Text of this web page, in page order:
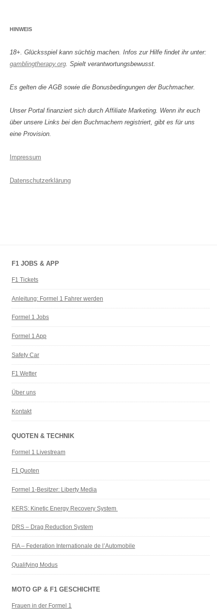
HINWEIS
18+. Glücksspiel kann süchtig machen. Infos zur Hilfe findet ihr unter:
gamblingtherapy.org. Spielt verantwortungsbewusst.
Es gelten die AGB sowie die Bonusbedingungen der Buchmacher.
Unser Portal finanziert sich durch Affiliate Marketing. Wenn ihr euch
über unsere Links bei den Buchmachern registriert, gibt es für uns
eine Provision.
Impressum
Datenschutzerklärung
F1 JOBS & APP
F1 Tickets
Anleitung: Formel 1 Fahrer werden
Formel 1 Jobs
Formel 1 App
Safety Car
F1 Wetter
Über uns
Kontakt
QUOTEN & TECHNIK
Formel 1 Livestream
F1 Quoten
Formel 1-Besitzer: Liberty Media
KERS: Kinetic Energy Recovery System
DRS – Drag Reduction System
FIA – Federation Internationale de l’Automobile
Qualifying Modus
MOTO GP & F1 GESCHICHTE
Frauen in der Formel 1